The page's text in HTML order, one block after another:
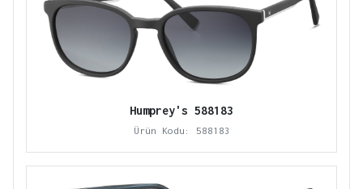
Humprey's 588183
Ürün Kodu: 588183